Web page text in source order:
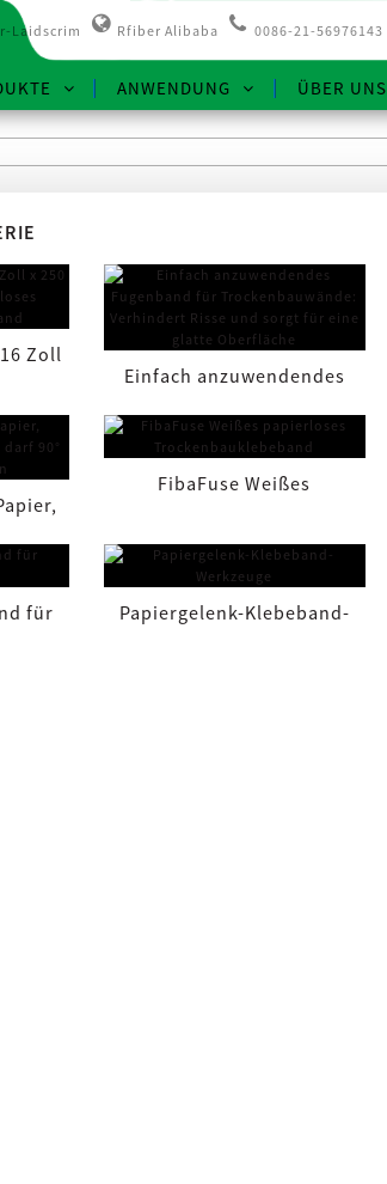
Laidscrim Rfiber Alibaba 0086-21-56976143
ANWENDUNG ÜBER UNS
Zoll
Einfach anzuwendendes
Fugenband für
Trockenbauwände:
FibaFuse Weißes
Trockenbauklebeband
für Papiergelenk-Klebeband-